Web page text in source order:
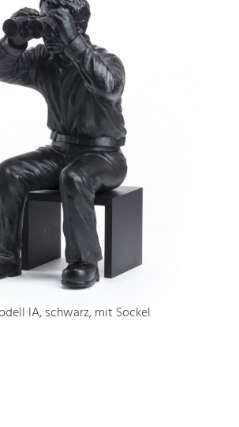
IA, schwarz, mit Sockel